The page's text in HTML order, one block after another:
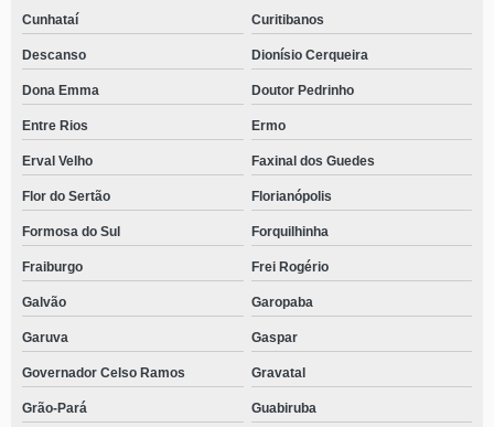
onde faz tratamento de dependentes de drogas Campeche Leste
tratamento para dependente químico Botuverá
tratamento para usuários de drogas Vargem Bonita
tratamento com internação para dependentes químicos Gethal
clínica especializada em tratamento de dependentes de drogas Macieira
Monos
tratamento para usuário de drogas agendar Frei Rogério
clínica especializada em tratamento de dependência química Adhemar
onde faz tratamento para dependentes de drogas Ponta das Canas
Cunhataí Curitibanos
Descanso Dionísio Cerqueira
Dona Emma Doutor Pedrinho
Entre Rios Ermo
Erval Velho Faxinal dos Guedes
Flor do Sertão Florianópolis
Formosa do Sul Forquilhinha
Fraiburgo Frei Rogério
Galvão Garopaba
Garuva Gaspar
Governador Celso Ramos Gravatal
Grão-Pará Guabiruba